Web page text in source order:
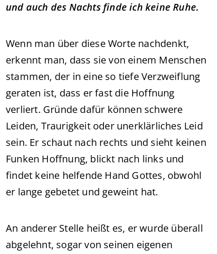
und auch des Nachts finde ich keine Ruhe.
Wenn man über diese Worte nachdenkt,
erkennt man, dass sie von einem Menschen
stammen, der in eine so tiefe Verzweiflung
geraten ist, dass er fast die Hoffnung
verliert. Gründe dafür können schwere
Leiden, Traurigkeit oder unerklärliches Leid
sein. Er schaut nach rechts und sieht keinen
Funken Hoffnung, blickt nach links und
findet keine helfende Hand Gottes, obwohl
er lange gebetet und geweint hat.
An anderer Stelle heißt es, er wurde überall
abgelehnt, sogar von seinen eigenen